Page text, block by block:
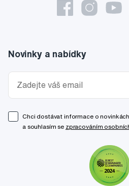
Novinky a nabídky
Chci dostávat informace o
a souhlasím se zpracováním